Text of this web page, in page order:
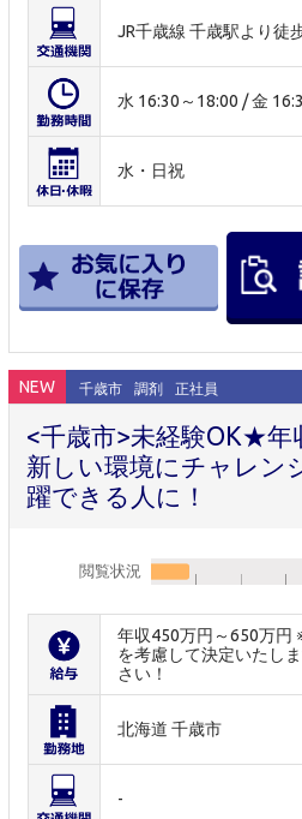
JR千歳線 千歳駅より徒
水 16:30～18:00 / 金
水・日祝
NEW 千歳市 調剤 正社員
<千歳市>未経験OK★年
新しい環境にチャレン
躍できる人に！
閲覧状況
年収450万円～650万円
を考慮して決定いたし
さい！
北海道 千歳市
-